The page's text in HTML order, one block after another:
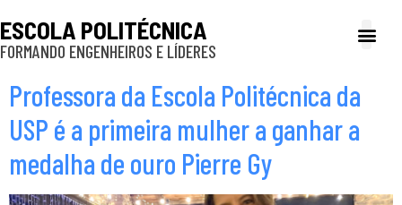
ESCOLA POLITÉCNICA
FORMANDO ENGENHEIROS E LÍDERES
Professora da Escola Politécnica da
USP é a primeira mulher a ganhar a
medalha de ouro Pierre Gy